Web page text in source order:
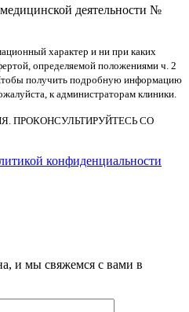
деятельности №
характер и ни при каких
определяемой положениями ч. 2
получить подробную информацию
к администраторам клиники.
ПРОКОНСУЛЬТИРУЙТЕСЬ СО
конфиденциальности
и мы свяжемся с вами в